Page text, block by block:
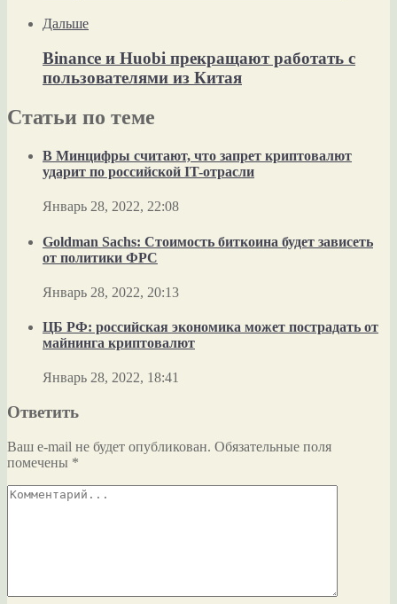
Дальше
Binance и Huobi прекращают работать с
пользователями из Китая
Статьи по теме
В Минцифры считают, что запрет криптовалют
ударит по российской IT-отрасли
Январь 28, 2022, 22:08
Goldman Sachs: Стоимость биткоина будет зависеть
от политики ФРС
Январь 28, 2022, 20:13
ЦБ РФ: российская экономика может пострадать от
майнинга криптовалют
Январь 28, 2022, 18:41
Ответить
Ваш e-mail не будет опубликован. Обязательные поля
помечены *